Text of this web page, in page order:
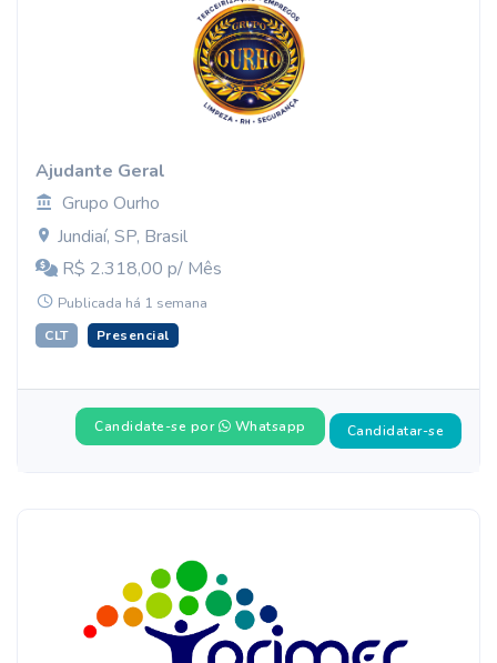
Ajudante Geral
Grupo Ourho
Jundiaí, SP, Brasil
R$ 2.318,00 p/ Mês
Publicada há 1 semana
CLT Presencial
Candidate-se por Whatsapp Candidatar-se